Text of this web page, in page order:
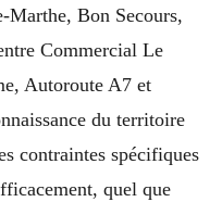
Marthe, Bon Secours,
Commercial Le
Autoroute A7 et
du territoire
contraintes spécifiques
quel que